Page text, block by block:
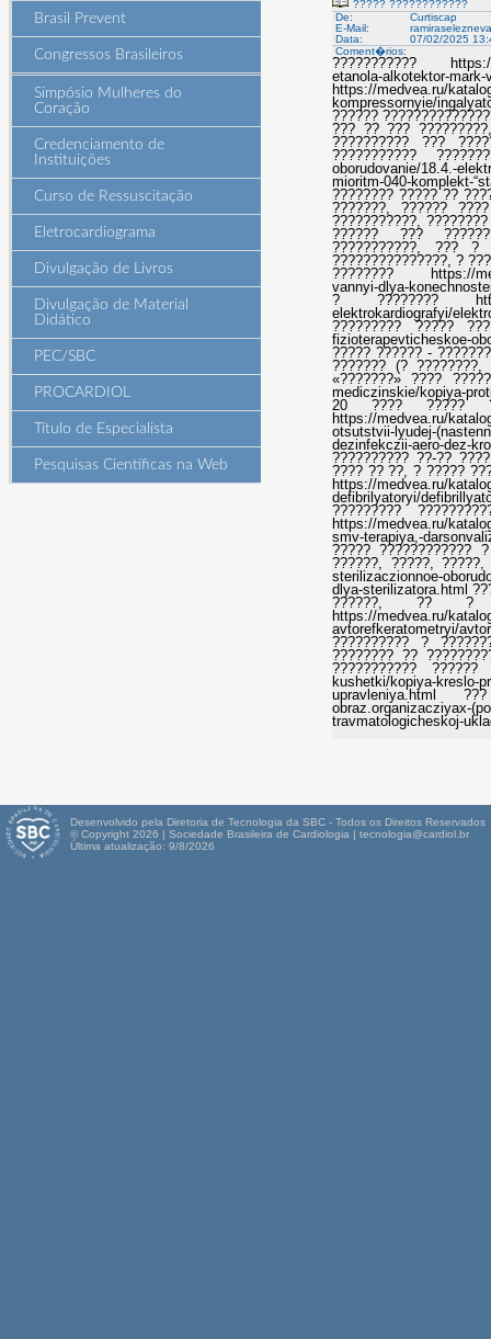
Brasil Prevent
Congressos Brasileiros
Simpósio Mulheres do
Coração
Credenciamento de
Instituições
Curso de Ressuscitação
Eletrocardiograma
Divulgação de Livros
Divulgação de Material
Didático
PEC/SBC
PROCARDIOL
Título de Especialista
Pesquisas Científicas na Web
????? ????????????
De:
Curtiscap
E-Mail:
Data:
07/02/2025
Coment�rios:
??????????? https://
etanola-alkotektor-
https://medvea.ru/
kompressornyie/
??????
??? ?? ???
?????????? ???
???????????
oborudovanie/18.4.-
mioritm-040-komplekt-
???????? ????? ??
???????, ??????
???????????,
?????? ???
???????????, ??? ?
???????????????, ?
???????? https://
vannyi-dlya-
? ???????? https://
elektrokardiografyi/
????????? ?????
fizioterapevticheskoe-
????? ?????? -
??????? (? ????????,
«???????» ????
mediczinskie/kopiya-
20 ???? ?????
https://medvea.ru/
otsutstvii-lyudej-
dezinfekczii-aero-
?????????? ??-??
???? ?? ??, ? ?????
https://medvea.ru/
defibrilyatoryi/
?????????
https://medvea.ru/
smv-terapiya,-
????? ????????????
??????, ?????,
sterilizaczionnoe-
dlya-sterilizatora.html
??????, ?? ?
https://medvea.ru/
avtorefkeratometryi/
?????????? ?
???????? ??
??????????? ??????
kushetki/kopiya-kreslo-
upravleniya.html ???
obraz.organizacziyax-
travmatologicheskoj-
Desenvolvido pela Diretoria de Tecnologia da SBC - Todos os Direitos Reservados
© Copyright 2026 | Sociedade Brasileira de Cardiologia | tecnologia@cardiol.br
Última atualização: 9/8/2026